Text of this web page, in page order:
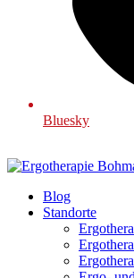
Bluesky
Blog
Standorte